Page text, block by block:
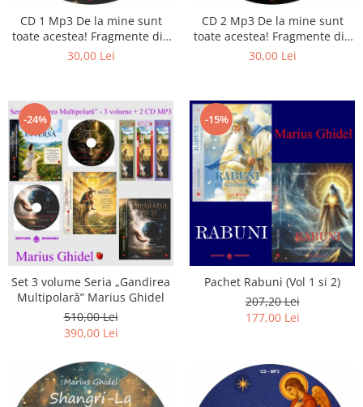
Literatura
Psihologie
Stiinta
CD 1 Mp3 De la mine sunt
toate acestea! Fragmente din
cărțile lui Marius Ghidel
30,00 Lei
CD 2 Mp3 De la mine sunt
toate acestea! Fragmente din
cărțile lui Marius Ghidel
30,00 Lei
-24%
Set 3 volume Seria „Gandirea
Multipolară” Marius Ghidel
510,00 Lei
390,00 Lei
-15%
Pachet Rabuni (Vol 1 si 2)
207,20 Lei
177,00 Lei